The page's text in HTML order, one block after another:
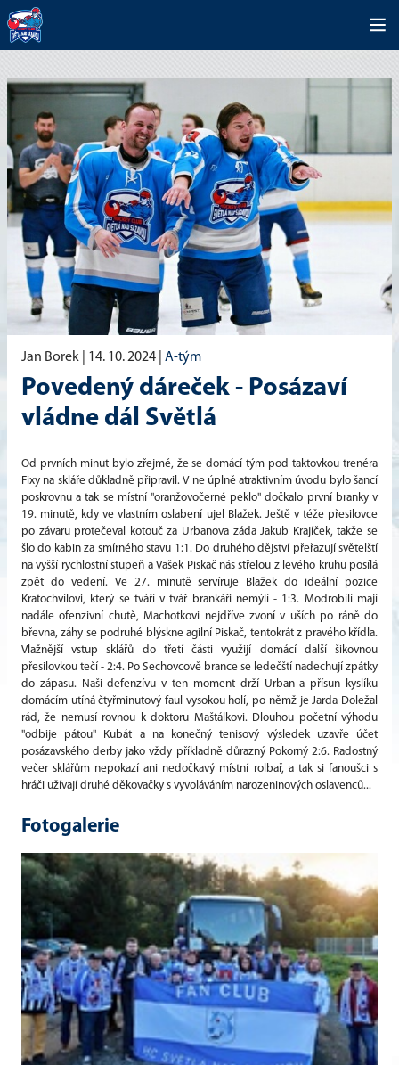
Jan Borek | 14. 10. 2024 A-tým
Povedený dáreček - Posázaví
vládne dál Světlá
Od prvních minut bylo zřejmé, že se domácí tým pod taktovkou trenéra
Fixy na skláře důkladně připravil. V ne úplně atraktivním úvodu bylo šancí
poskrovnu a tak se místní "oranžovočerné peklo" dočkalo první branky v
19. minutě, kdy ve vlastním oslabení ujel Blažek. Ještě v téže přesilovce
po závaru protečeval kotouč za Urbanova záda Jakub Krajíček, takže se
šlo do kabin za smírného stavu 1:1. Do druhého dějství přeřazují světelští
na vyšší rychlostní stupeň a Vašek Piskač nás střelou z levého kruhu posílá
zpět do vedení. Ve 27. minutě servíruje Blažek do ideální pozice
Kratochvílovi, který se tváří v tvář brankáři nemýlí - 1:3. Modrobílí mají
nadále ofenzivní chutě, Machotkovi nejdříve zvoní v uších po ráně do
břevna, záhy se podruhé blýskne agilní Piskač, tentokrát z pravého křídla.
Vlažnější vstup sklářů do třetí části využijí domácí další šikovnou
přesilovkou tečí - 2:4. Po Sechovcově brance se ledečští nadechují zpátky
do zápasu. Naši defenzívu v ten moment drží Urban a přísun kyslíku
domácím utíná čtyřminutový faul vysokou holí, po němž je Jarda Doležal
rád, že nemusí rovnou k doktoru Maštálkovi. Dlouhou početní výhodu
"odbije pátou" Kubát a na konečný tenisový výsledek uzavře účet
posázavského derby jako vždy příkladně důrazný Pokorný 2:6. Radostný
večer sklářům nepokazí ani nedočkavý místní rolbař, a tak si fanoušci s
hráči užívají druhé děkovačky s vyvoláváním narozeninových oslavenců...
Fotogalerie